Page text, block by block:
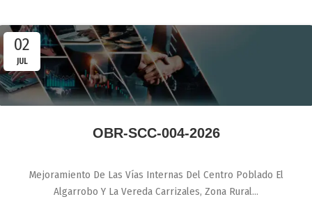
02
JUL
OBR-SCC-004-2026
Mejoramiento De Las Vías Internas Del Centro Poblado El
Algarrobo Y La Vereda Carrizales, Zona Rural...